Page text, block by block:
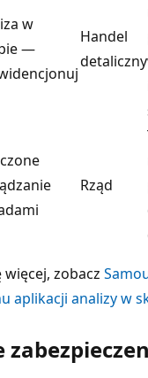
w
—
Handel
detaliczny
Rząd
zobacz
aplikacji analizy w